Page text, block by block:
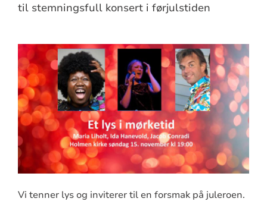
til stemningsfull konsert i førjulstiden
Vi tenner lys og inviterer til en forsmak på juleroen.